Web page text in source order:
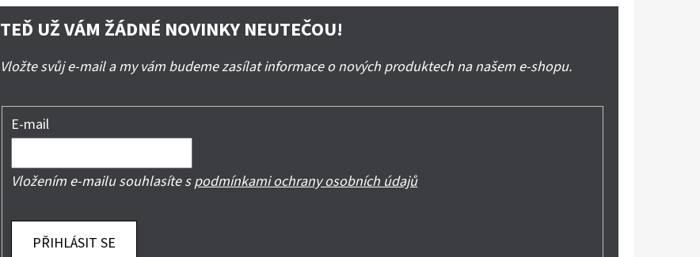
TEĎ UŽ VÁM ŽÁDNÉ NOVINKY NEUTEČOU!
Vložte svůj e-mail a my vám budeme zasílat informace o nových produktech na našem e-shopu.
E-mail
Vložením e-mailu souhlasíte spodmínkami ochrany osobních údajů
PŘIHLÁSIT SE